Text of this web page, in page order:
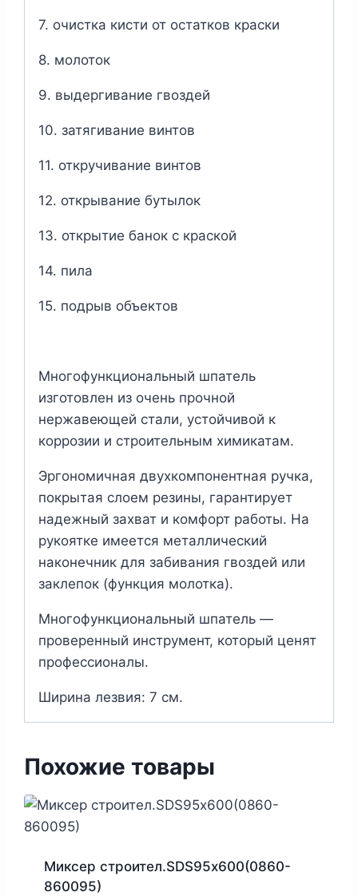
7. очистка кисти от остатков краски
8. молоток
9. выдергивание гвоздей
10. затягивание винтов
11. откручивание винтов
12. открывание бутылок
13. открытие банок с краской
14. пила
15. подрыв объектов
Многофункциональный шпатель
изготовлен из очень прочной
нержавеющей стали, устойчивой к
коррозии и строительным химикатам.
Эргономичная двухкомпонентная ручка,
покрытая слоем резины, гарантирует
надежный захват и комфорт работы. На
рукоятке имеется металлический
наконечник для забивания гвоздей или
заклепок (функция молотка).
Многофункциональный шпатель —
проверенный инструмент, который ценят
профессионалы.
Ширина лезвия: 7 см.
Похожие товары
Миксер строител.SDS95х600(0860-
860095)